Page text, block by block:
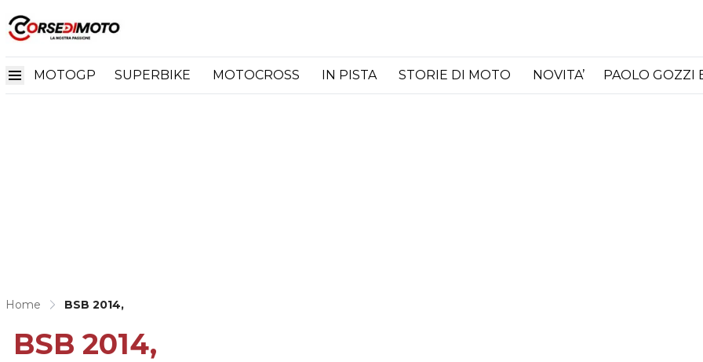
MOTOGP SUPERBIKE MOTOCROSS IN PISTA STORIE DI MOTO NOVITA’ PAOLO GOZZI
Home BSB 2014,
BSB 2014,